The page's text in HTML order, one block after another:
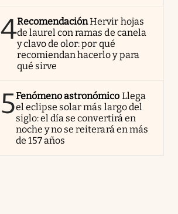
4RecomendaciónHervir hojas
de laurel con ramas de canela
y clavo de olor: por qué
recomiendan hacerlo y para
qué sirve
5Fenómeno astronómico Llega
el eclipse solar más largo del
siglo: el día se convertirá en
noche y no se reiterará en más
de 157 años